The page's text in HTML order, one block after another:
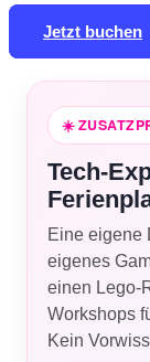
Jetzt buchen
☀️
Tech-
Eine eigene
eigenes
einen Lego-
Workshops
Kein